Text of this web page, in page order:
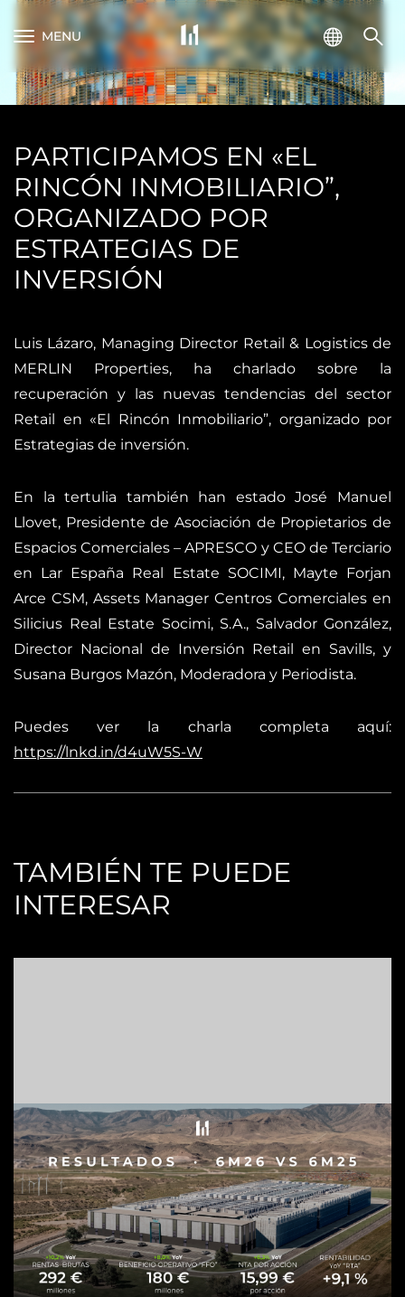
MENU
PARTICIPAMOS EN «EL
RINCÓN INMOBILIARIO”,
ORGANIZADO POR
ESTRATEGIAS DE
INVERSIÓN
Luis Lázaro, Managing Director Retail & Logistics de
MERLIN Properties, ha charlado sobre la
recuperación y las nuevas tendencias del sector
Retail en «El Rincón Inmobiliario”, organizado por
Estrategias de inversión.
En la tertulia también han estado José Manuel
Llovet, Presidente de Asociación de Propietarios de
Espacios Comerciales – APRESCO y CEO de Terciario
en Lar España Real Estate SOCIMI, Mayte Forjan
Arce CSM, Assets Manager Centros Comerciales en
Silicius Real Estate Socimi, S.A., Salvador González,
Director Nacional de Inversión Retail en Savills, y
Susana Burgos Mazón, Moderadora y Periodista.
Puedes ver la charla completa aquí:
https://lnkd.in/d4uW5S-W
TAMBIÉN TE PUEDE
INTERESAR